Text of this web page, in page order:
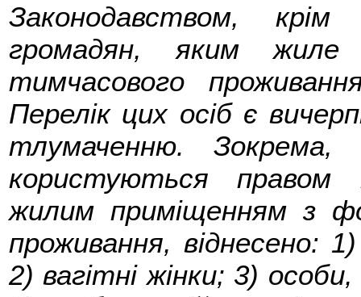
Законодавством, крім
громадян, яким
тимчасового
Перелік цих осіб є
тлумаченню. Зокрема,
користуються правом
жилим приміщенням з
проживання, віднесено:
2) вагітні жінки; 3)